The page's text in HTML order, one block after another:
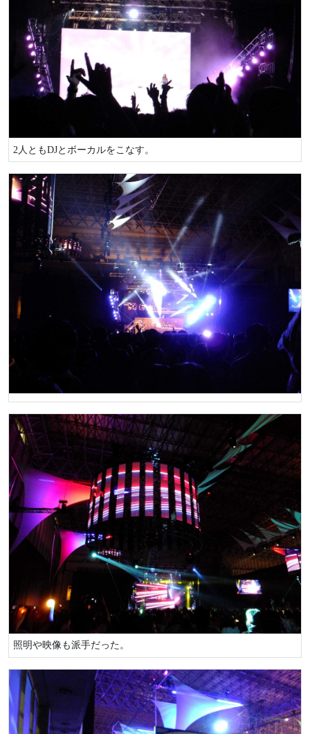
2人ともDJとボーカルをこなす。
照明や映像も派手だった。